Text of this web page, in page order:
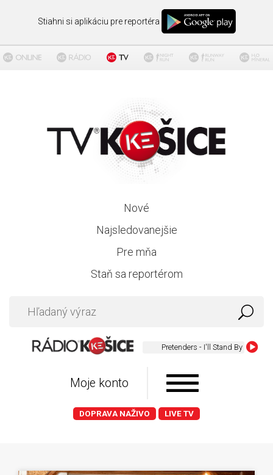
Stiahni si aplikáciu pre reportéra
Nové
Najsledovanejšie
Pre mňa
Staň sa reportérom
Pretenders - I'll Stand By You
Moje konto
DOPRAVA NAŽIVO LIVE TV